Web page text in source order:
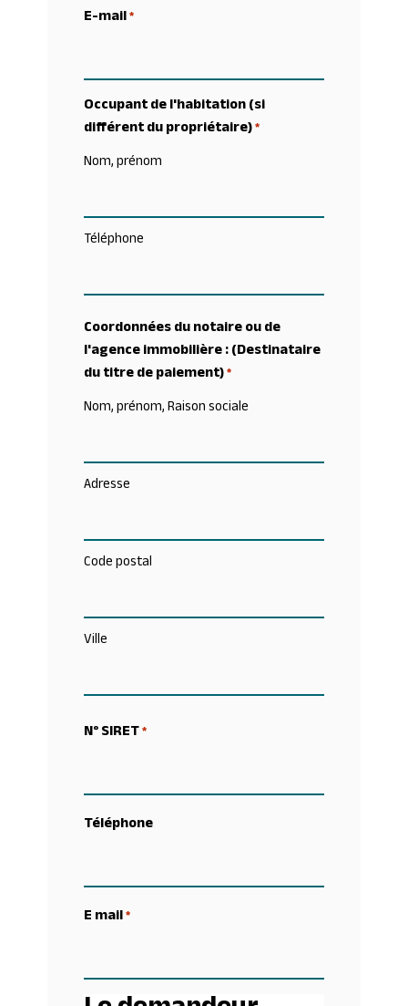
E-mail*
Occupant de l'habitation (si
différent du propriétaire)*
Nom, prénom
Téléphone
Coordonnées du notaire ou de
l'agence immobilière : (Destinataire
du titre de paiement)*
Nom, prénom, Raison sociale
Adresse
Code postal
Ville
N° SIRET*
Téléphone
E mail*